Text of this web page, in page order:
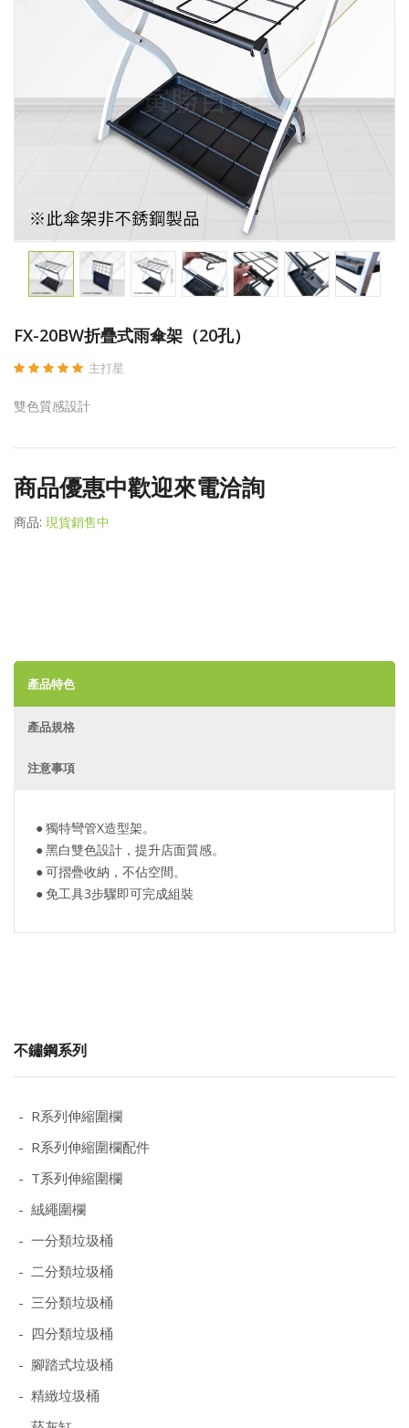
FX-20BW折疊式雨傘架（20孔）
主打星
雙色質感設計
商品優惠中歡迎來電洽詢
商品: 現貨銷售中
產品特色
產品規格
注意事項
●獨特彎管X造型架。
●黑白雙色設計，提升店面質感。
●可摺疊收納，不佔空間。
●免工具3步驟即可完成組裝
不鏽鋼系列
- R系列伸縮圍欄
- R系列伸縮圍欄配件
- T系列伸縮圍欄
- 絨繩圍欄
- 一分類垃圾桶
- 二分類垃圾桶
- 三分類垃圾桶
- 四分類垃圾桶
- 腳踏式垃圾桶
- 精緻垃圾桶